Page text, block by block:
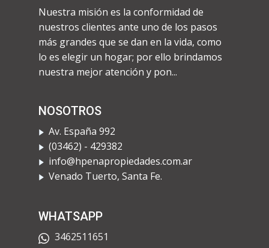
Nuestra misión es la conformidad de
nuestros clientes ante uno de los pasos
más grandes que se dan en la vida, como
lo es elegir un hogar; por ello brindamos
nuestra mejor atención y pon...
NOSOTROS
Av. España 992
​(03462) - 429382
info@hpenapropiedades.com.ar
​Venado Tuerto, Santa Fe.
WHATSAPP
3462511651